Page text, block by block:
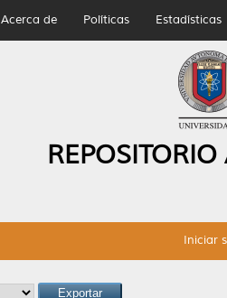
Acerca de Políticas Estadísticas
Iniciar